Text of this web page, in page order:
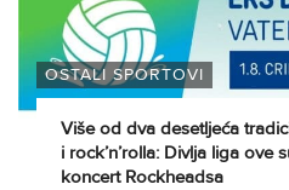
OSTALI SPORTOVI
Više od dva desetljeća
i rock’n’rolla: Divlja liga ove
koncert Rockheadsa